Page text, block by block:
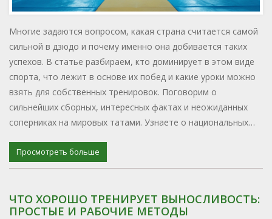
Многие задаются вопросом, какая страна считается самой
сильной в дзюдо и почему именно она добивается таких
успехов. В статье разбираем, кто доминирует в этом виде
спорта, что лежит в основе их побед и какие уроки можно
взять для собственных тренировок. Поговорим о
сильнейших сборных, интересных фактах и неожиданных
соперниках на мировых татами. Узнаете о национальных
могут помочь начинающим дзюдоистам.
Просмотреть больше
ЧТО ХОРОШО ТРЕНИРУЕТ ВЫНОСЛИВОСТЬ:
ПРОСТЫЕ И РАБОЧИЕ МЕТОДЫ